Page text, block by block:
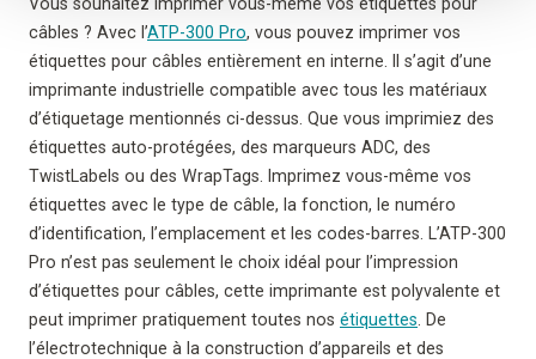
câbles ? Avec l’ATP-300 Pro, vous pouvez imprimer vos
étiquettes pour câbles entièrement en interne. Il s’agit d’une
imprimante industrielle compatible avec tous les matériaux
d’étiquetage mentionnés ci-dessus. Que vous imprimiez des
étiquettes auto-protégées, des marqueurs ADC, des
TwistLabels ou des WrapTags. Imprimez vous-même vos
étiquettes avec le type de câble, la fonction, le numéro
d’identification, l’emplacement et les codes-barres. L’ATP-300
Pro n’est pas seulement le choix idéal pour l’impression
d’étiquettes pour câbles, cette imprimante est polyvalente et
peut imprimer pratiquement toutes nos étiquettes . De
l’électrotechnique à la construction d’appareils et des